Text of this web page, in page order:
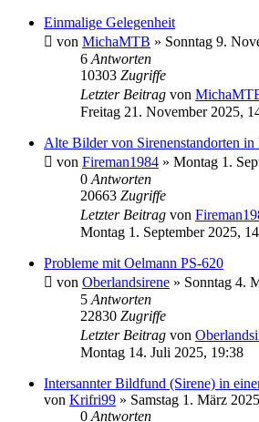
Einmalige Gelegenheit
von MichaMTB » Sonntag 9.
6 Antworten
10303 Zugriffe
Letzter Beitrag von
Freitag 21. November 2025,
Alte Bilder von Sirenenstandorten in
von Fireman1984 » Montag 1.
0 Antworten
20663 Zugriffe
Letzter Beitrag von
Montag 1. September 2025,
Probleme mit Oelmann PS-620
von Oberlandsirene » Sonntag 4.
5 Antworten
22830 Zugriffe
Letzter Beitrag von
Montag 14. Juli 2025, 19:38
Intersannter Bildfund (Sirene) in
von Krifri99 » Samstag 1. März
0 Antworten